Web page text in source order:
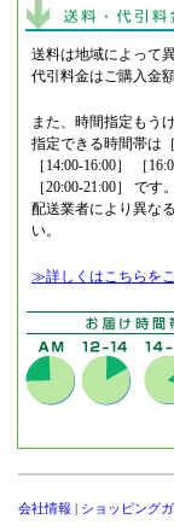
送料は地域によって
代引料金はご購入金
また、時間指定もう
指定できる時間帯は
［14:00-16:00］ ［
［20:00-21:00］ です。
配送業者により異な
い。
≫詳しくはこちらをご
会社情報 | ショッピング